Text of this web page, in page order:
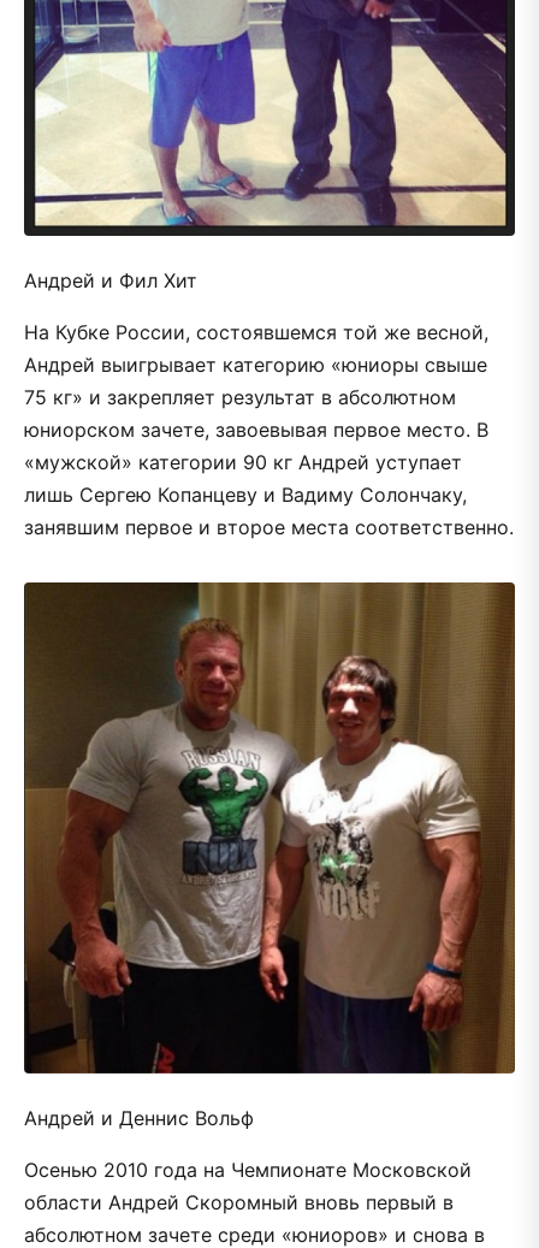
Андрей и Фил Хит
На Кубке России, состоявшемся той же весной,
Андрей выигрывает категорию «юниоры свыше
75 кг» и закрепляет результат в абсолютном
юниорском зачете, завоевывая первое место. В
«мужской» категории 90 кг Андрей уступает
лишь Сергею Копанцеву и Вадиму Солончаку,
занявшим первое и второе места соответственно.
Андрей и Деннис Вольф
Осенью 2010 года на Чемпионате Московской
области Андрей Скоромный вновь первый в
абсолютном зачете среди «юниоров» и снова в